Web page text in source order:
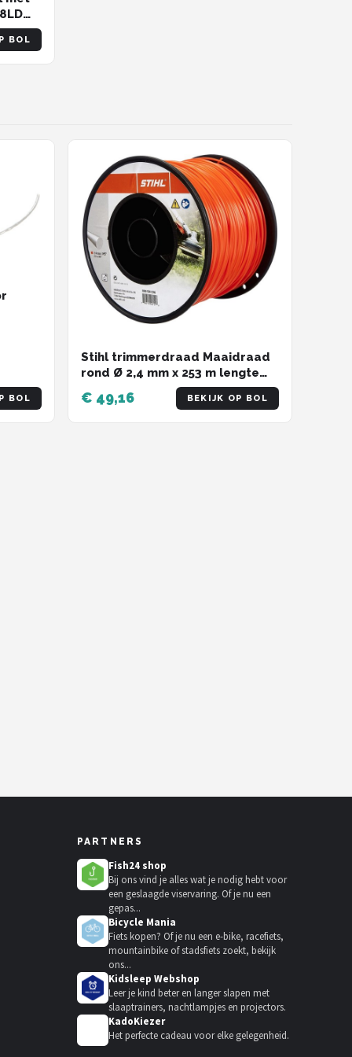
BOL
BOL
Stihl trimmerdraad Maaidraad
rond Ø 2,4 mm x 253 m lengte
Oranje ( 00009302246 ) voor het
trimmen van graskanten
€ 49,16 BEKIJK OP BOL
PARTNERS
Fish24 shop
Bij ons vind je alles wat je nodig hebt voor
een geslaagde viservaring. Of je nu een
gepas...
Bicycle Mania
Fiets kopen? Of je nu een e-bike, racefiets,
mountainbike of stadsfiets zoekt, bekijk
ons...
Kidsleep Webshop
Leer je kind beter en langer slapen met
slaaptrainers, nachtlampjes en projectors.
KadoKiezer
Het perfecte cadeau voor elke gelegenheid.